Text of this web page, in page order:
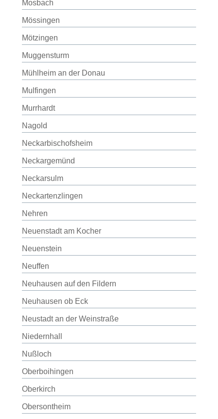
Mosbach
Mössingen
Mötzingen
Muggensturm
Mühlheim an der Donau
Mulfingen
Murrhardt
Nagold
Neckarbischofsheim
Neckargemünd
Neckarsulm
Neckartenzlingen
Nehren
Neuenstadt am Kocher
Neuenstein
Neuffen
Neuhausen auf den Fildern
Neuhausen ob Eck
Neustadt an der Weinstraße
Niedernhall
Nußloch
Oberboihingen
Oberkirch
Obersontheim